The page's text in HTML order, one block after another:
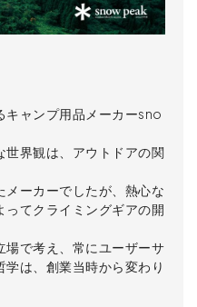
キャンプ用品メーカーsno
界観は、アウトドアの関
ーカーでしたが、熱心な
てクライミングギアの開
場で考え、常にユーザーサ
は、創業当時から変わり